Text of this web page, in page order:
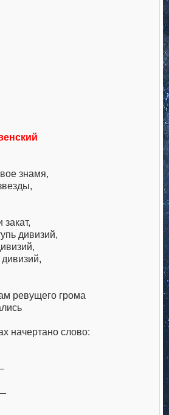
знамя,
дивизий,
ревущего грома
начертано слово: